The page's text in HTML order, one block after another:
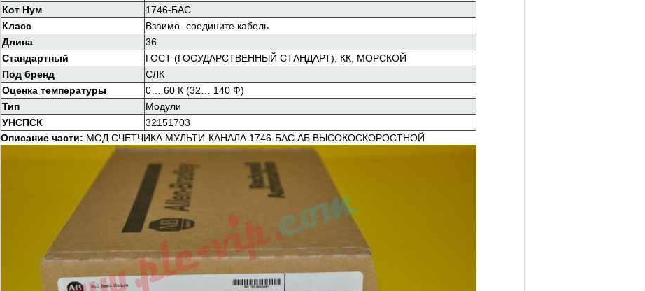
Кот Нум
1746-БАС
Класс
Взаимо- соедините кабель
Длина
36
Стандартный
ГОСТ (ГОСУДАРСТВЕННЫЙ СТАНДАРТ), КК, МОРСКОЙ
Под бренд
СЛК
Оценка температуры
0… 60 К (32… 140 Ф)
Тип
Модули
УНСПСК
32151703
Описание части: МОД СЧЕТЧИКА МУЛЬТИ-КАНАЛА 1746-БАС АБ ВЫСОКОСКОРОСТНОЙ